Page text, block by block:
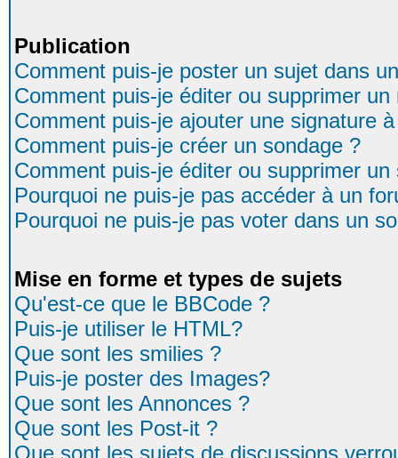
Publication
Comment puis-je poster un sujet dans
Comment puis-je éditer ou supprimer un
Comment puis-je ajouter une signature
Comment puis-je créer un sondage ?
Comment puis-je éditer ou supprimer un
Pourquoi ne puis-je pas accéder à un
Pourquoi ne puis-je pas voter dans un
Mise en forme et types de sujets
Qu'est-ce que le BBCode ?
Puis-je utiliser le HTML?
Que sont les smilies ?
Puis-je poster des Images?
Que sont les Annonces ?
Que sont les Post-it ?
Que sont les sujets de discussions